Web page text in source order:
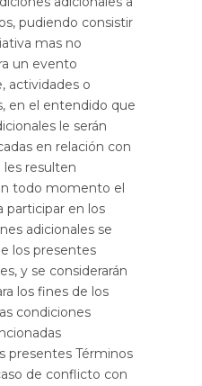
pudiendo consistir
mas no
un evento
actividades o
en el entendido que
le serán
en relación con
les resulten
todo momento el
participar en los
adicionales se
los presentes
y se considerarán
los fines de los
condiciones
presentes Términos
de conflicto con